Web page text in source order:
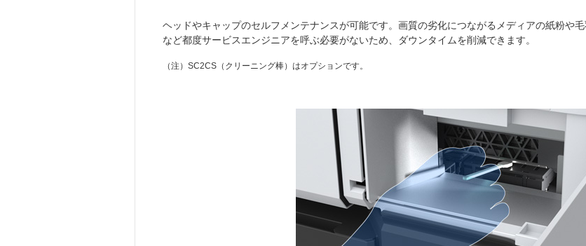
ヘッドやキャップのセルフメンテナンスが可能です。画質の劣化につながるメディアの紙粉や
など都度サービスエンジニアを呼ぶ必要がないため、ダウンタイムを削減できます。
（注） SC2CS（クリーニング棒）はオプションです。